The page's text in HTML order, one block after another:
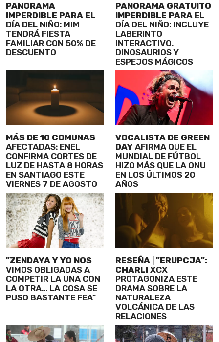
PANORAMA
IMPERDIBLE PARA EL
DÍA DEL NIÑO: MIM
TENDRÁ FIESTA
FAMILIAR CON 50% DE
DESCUENTO
PANORAMA GRATUITO
IMPERDIBLE PARA EL
DÍA DEL NIÑO: INCLUYE
LABERINTO
INTERACTIVO,
DINOSAURIOS Y
ESPEJOS MÁGICOS
MÁS DE 10 COMUNAS
AFECTADAS: ENEL
CONFIRMA CORTES DE
LUZ DE HASTA 8 HORAS
EN SANTIAGO ESTE
VIERNES 7 DE AGOSTO
VOCALISTA DE GREEN
DAY AFIRMA QUE EL
MUNDIAL DE FÚTBOL
HIZO MÁS QUE LA ONU
EN LOS ÚLTIMOS 20
AÑOS
"ZENDAYA Y YO NOS
VIMOS OBLIGADAS A
COMPETIR LA UNA CON
LA OTRA... LA COSA SE
PUSO BASTANTE FEA"
RESEÑA | "ERUPCJA":
CHARLI XCX
PROTAGONIZA ESTE
DRAMA SOBRE LA
NATURALEZA
VOLCÁNICA DE LAS
RELACIONES